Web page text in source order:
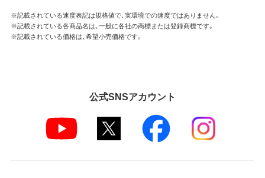
※記載されている速度表記は規格値で、実環境での速度ではありません。
※記載されている各商品名は、一般に各社の商標または登録商標です。
※記載されている価格は、希望小売価格です。
公式SNSアカウント